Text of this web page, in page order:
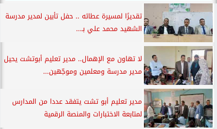
تقديرًا لمسيرة عطائه .. حفل تأبين لمدير مدرسة
الشهيد محمد علي بـ...
لا تهاون مع الإهمال.. مدير تعليم أبوتشت يحيل
مدير مدرسة ومعلمين وموجّهين...
مدير تعليم أبو تشت يتفقد عددا من المدارس
لمتابعة الاختبارات والمنصة الرقمية